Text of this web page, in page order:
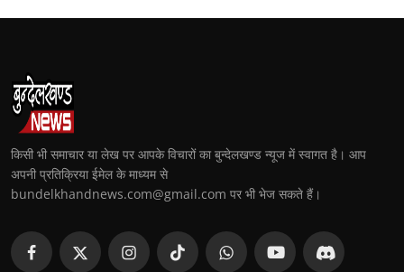
किसी भी समाचार या लेख पर आपके विचारों का बुन्देलखण्ड न्यूज में स्वागत है। आप
अपनी प्रतिक्रिया ईमेल के माध्यम से
bundelkhandnews.com@gmail.com पर भी भेज सकते हैं।